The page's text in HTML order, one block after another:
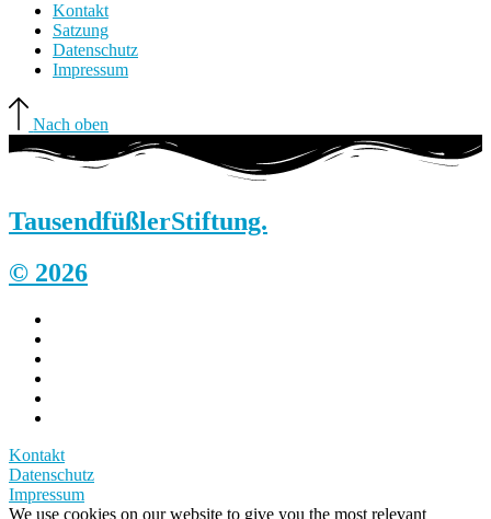
Kontakt
Satzung
Datenschutz
Impressum
Nach oben
TausendfüßlerStiftung.
© 2026
Kontakt
Datenschutz
Impressum
We use cookies on our website to give you the most relevant